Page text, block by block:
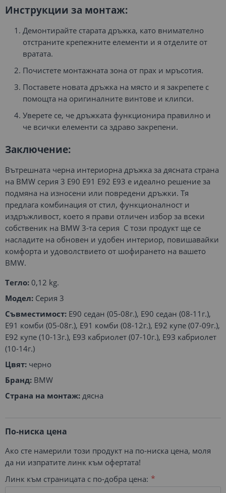
Инструкции за монтаж:
Демонтирайте старата дръжка, като внимателно
отстраните крепежните елементи и я отделите от
вратата.
Почистете монтажната зона от прах и мръсотия.
Поставете новата дръжка на място и я закрепете с
помощта на оригиналните винтове и клипси.
Уверете се, че дръжката функционира правилно и
че всички елементи са здраво закрепени.
Заключение:
Вътрешната черна интериорна дръжка за дясната страна
на BMW серия 3 E90 E91 E92 E93 е идеално решение за
подмяна на износени или повредени дръжки. Тя
предлага комбинация от стил, функционалност и
издръжливост, което я прави отличен избор за всеки
собственик на BMW 3-та серия С този продукт ще се
насладите на обновен и удобен интериор, повишавайки
комфорта и удоволствието от шофирането на вашето
BMW.
Тегло: 0,12 kg.
Модел: Серия 3
Съвместимост: E90 седан (05-08г.), E90 седан (08-11г.),
E91 комби (05-08г.), E91 комби (08-12г.), E92 купе (07-09г.),
E92 купе (10-13г.), E9З кабриолет (07-10г.), E9З кабриолет
(10-14г.)
Цвят: черно
Бранд: BMW
Страна на монтаж: дясна
По-ниска цена
Ако сте намерили този продукт на по-ниска цена, моля
да ни изпратите линк към офертата!
Линк към страницата с по-добра цена: